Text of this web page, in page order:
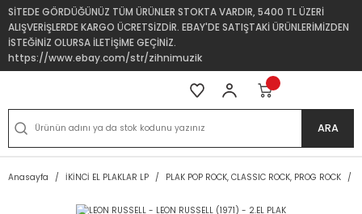
SİTEDE GÖRDÜĞÜNÜZ TÜM ÜRÜNLER STOKTA VARDIR, 5400 TL ÜZERİ
ALIŞVERİŞLERDE KARGO ÜCRETSİZDİR. EBAY'DE SATIŞTAKİ ÜRÜNLERİMİZDEN
İSTEĞİNİZ OLURSA İLETİŞİME GEÇİNİZ.
https://www.ebay.com/str/zihnimuzik
ARA
Anasayfa İKİNCİ EL PLAKLAR LP PLAK POP ROCK, CLASSIC ROCK, PROG ROCK